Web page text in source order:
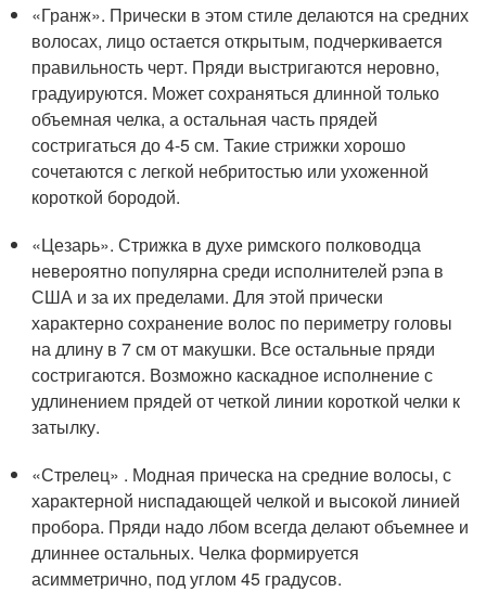
«Гранж». Прически в этом стиле делаются на средних
волосах, лицо остается открытым, подчеркивается
правильность черт. Пряди выстригаются неровно,
градуируются. Может сохраняться длинной только
объемная челка, а остальная часть прядей
состригаться до 4-5 см. Такие стрижки хорошо
сочетаются с легкой небритостью или ухоженной
короткой бородой.
«Цезарь». Стрижка в духе римского полководца
невероятно популярна среди исполнителей рэпа в
США и за их пределами. Для этой прически
характерно сохранение волос по периметру головы
на длину в 7 см от макушки. Все остальные пряди
состригаются. Возможно каскадное исполнение с
удлинением прядей от четкой линии короткой челки к
затылку.
«Стрелец» . Модная прическа на средние волосы, с
характерной ниспадающей челкой и высокой линией
пробора. Пряди надо лбом всегда делают объемнее и
длиннее остальных. Челка формируется
асимметрично, под углом 45 градусов.